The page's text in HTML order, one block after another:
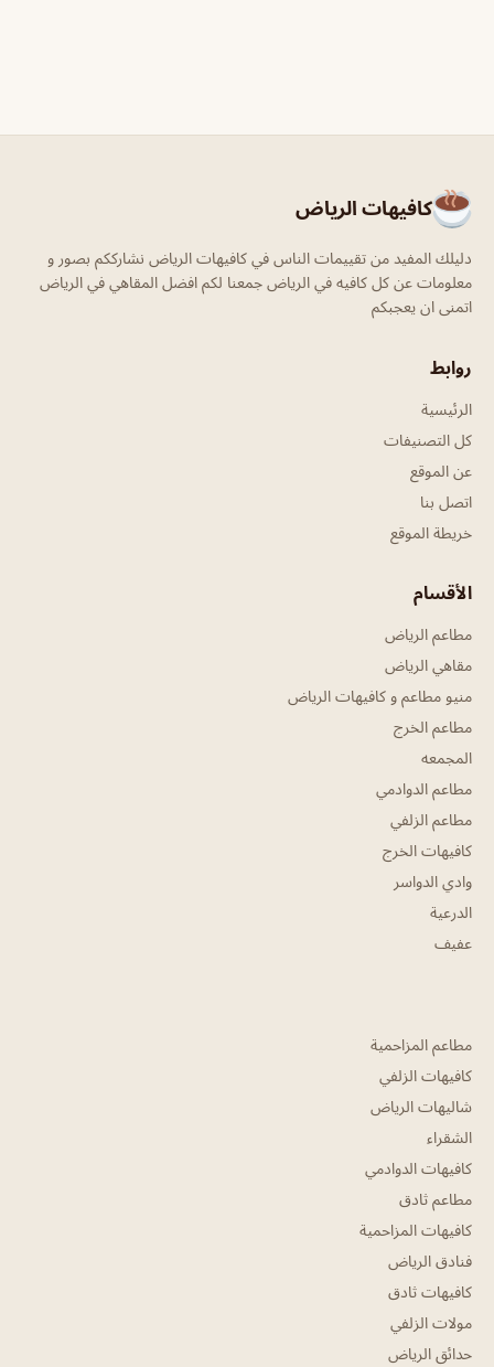
كافيهات الرياض
دليلك المفيد من تقييمات الناس في كافيهات الرياض نشارككم بصور و
معلومات عن كل كافيه في الرياض جمعنا لكم افضل المقاهي في الرياض
اتمنى ان يعجبكم
روابط
الرئيسية
كل التصنيفات
عن الموقع
اتصل بنا
خريطة الموقع
الأقسام
مطاعم الرياض
مقاهي الرياض
منيو مطاعم و كافيهات الرياض
مطاعم الخرج
المجمعه
مطاعم الدوادمي
مطاعم الزلفي
كافيهات الخرج
وادي الدواسر
الدرعية
عفيف
مطاعم المزاحمية
كافيهات الزلفي
شاليهات الرياض
الشقراء
كافيهات الدوادمي
مطاعم ثادق
كافيهات المزاحمية
فنادق الرياض
كافيهات ثادق
مولات الزلفي
حدائق الرياض